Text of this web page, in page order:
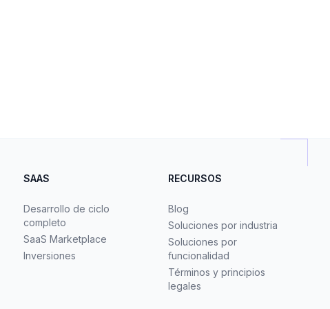
SAAS
Desarrollo de ciclo
completo
SaaS Marketplace
Inversiones
RECURSOS
Blog
Soluciones por industria
Soluciones por
funcionalidad
Términos y principios
legales